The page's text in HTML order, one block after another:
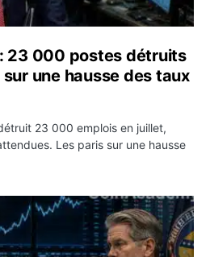
23 000 postes détruits
une hausse des taux
23 000 emplois en juillet,
Les paris sur une hausse
des euros sans prévenir la